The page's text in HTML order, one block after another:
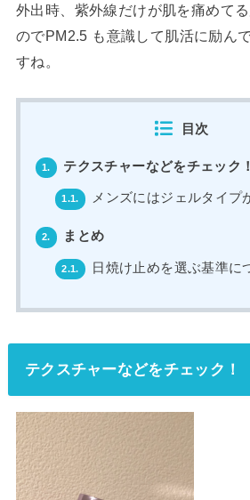
外出時、紫外線だけが肌を痛めて
のでPM2.5 も意識して肌活に励ん
すね。
目次
1. テクスチャーなどをチェック！
1.1. メンズにはジェルタイプ
2. まとめ
2.1. 日焼け止めを選ぶ基準に
テクスチャーなどをチェック！